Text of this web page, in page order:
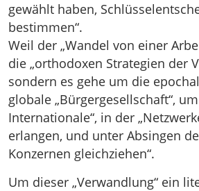
gewählt haben,
bestimmen“.
Weil der „Wandel von einer
die „orthodoxen Strategien der
sondern es gehe um die
globale „Bürgergesellschaft“,
Internationale“, in der
erlangen, und unter Absingen
Konzernen gleichziehen“.
Um dieser „Verwandlung“ ein